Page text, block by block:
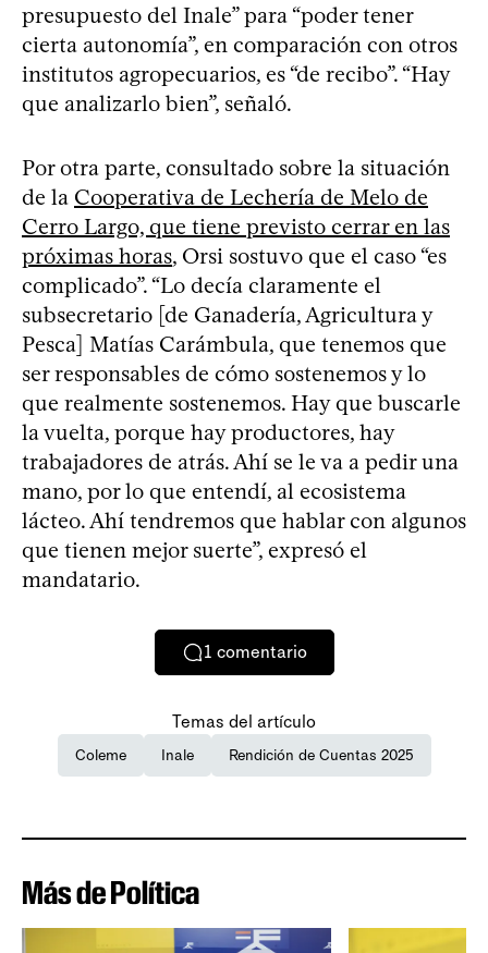
presupuesto del Inale” para “poder tener
cierta autonomía”, en comparación con otros
institutos agropecuarios, es “de recibo”. “Hay
que analizarlo bien”, señaló.
Por otra parte, consultado sobre la situación
de la Cooperativa de Lechería de Melo de
Cerro Largo, que tiene previsto cerrar en las
próximas horas, Orsi sostuvo que el caso “es
complicado”. “Lo decía claramente el
subsecretario [de Ganadería, Agricultura y
Pesca] Matías Carámbula, que tenemos que
ser responsables de cómo sostenemos y lo
que realmente sostenemos. Hay que buscarle
la vuelta, porque hay productores, hay
trabajadores de atrás. Ahí se le va a pedir una
mano, por lo que entendí, al ecosistema
lácteo. Ahí tendremos que hablar con algunos
que tienen mejor suerte”, expresó el
mandatario.
1 comentario
Temas del artículo
Coleme Inale Rendición de Cuentas 2025
Más de Política